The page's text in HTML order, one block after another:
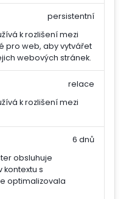
k rozlišení mezi
pro web, aby vytvářet
webových stránek.
persistentní
k rozlišení mezi
relace
obsluhuje
kontextu s
optimalizovala
6 dnů